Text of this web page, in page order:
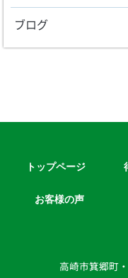
ブログ
高崎市箕郷町
トップページ
お客様の声